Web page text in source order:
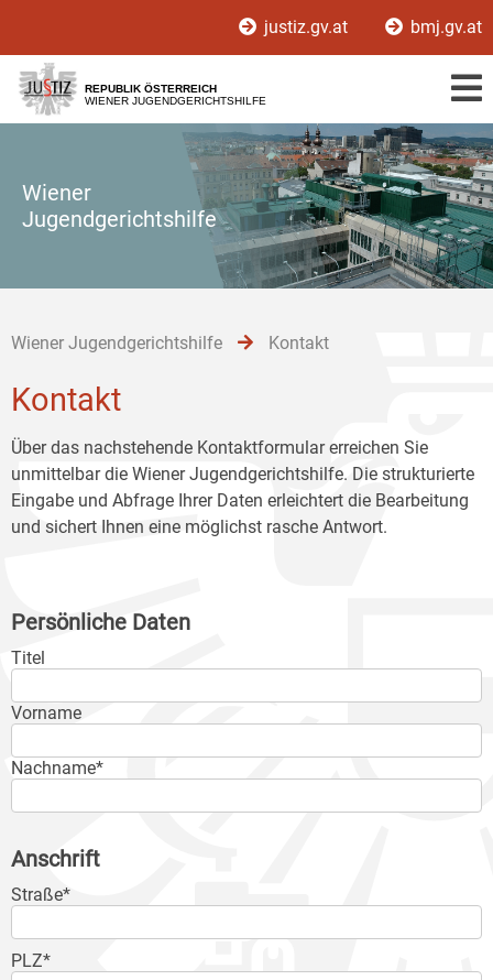
[1]
[2]
[3]
justiz.gv.at bmj.gv.at
REPUBLIK ÖSTERREICH
WIENER JUGENDGERICHTSHILFE
Wiener
Jugendgerichtshilfe
Wiener Jugendgerichtshilfe Kontakt
Kontakt
Über das nachstehende Kontaktformular erreichen Sie
unmittelbar die Wiener Jugendgerichtshilfe. Die strukturierte
Eingabe und Abfrage Ihrer Daten erleichtert die Bearbeitung
und sichert Ihnen eine möglichst rasche Antwort.
Persönliche Daten
Titel
Vorname
Nachname*
Anschrift
Straße*
PLZ*